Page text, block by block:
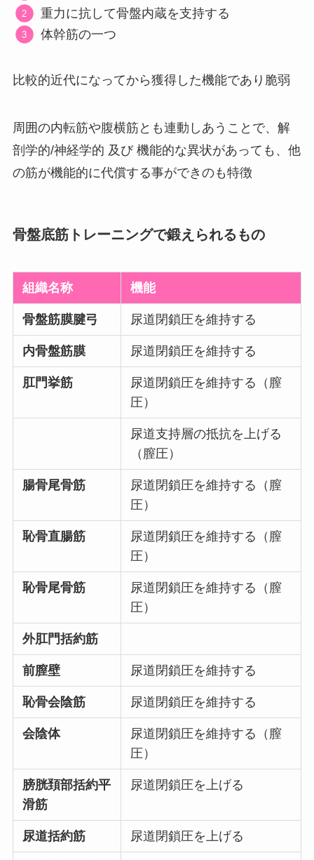
重力に抗して骨盤内蔵を支持する
体幹筋の一つ
比較的近代になってから獲得した機能であり脆弱
周囲の内転筋や腹横筋とも連動しあうことで、解
剖学的/神経学的 及び 機能的な異状があっても、他
の筋が機能的に代償する事ができのも特徴
骨盤底筋トレーニングで鍛えられるもの
組織名称 機能
骨盤筋膜腱弓 尿道閉鎖圧を維持する
内骨盤筋膜 尿道閉鎖圧を維持する
肛門挙筋
尿道閉鎖圧を維持する（膣
圧）
尿道支持層の抵抗を上げる
（膣圧）
腸骨尾骨筋
尿道閉鎖圧を維持する（膣
圧）
恥骨直腸筋
尿道閉鎖圧を維持する（膣
圧）
恥骨尾骨筋
尿道閉鎖圧を維持する（膣
圧）
外肛門括約筋
前膣壁 尿道閉鎖圧を維持する
恥骨会陰筋 尿道閉鎖圧を維持する
会陰体
尿道閉鎖圧を維持する（膣
圧）
膀胱頚部括約平
滑筋
尿道閉鎖圧を上げる
尿道括約筋 尿道閉鎖圧を上げる